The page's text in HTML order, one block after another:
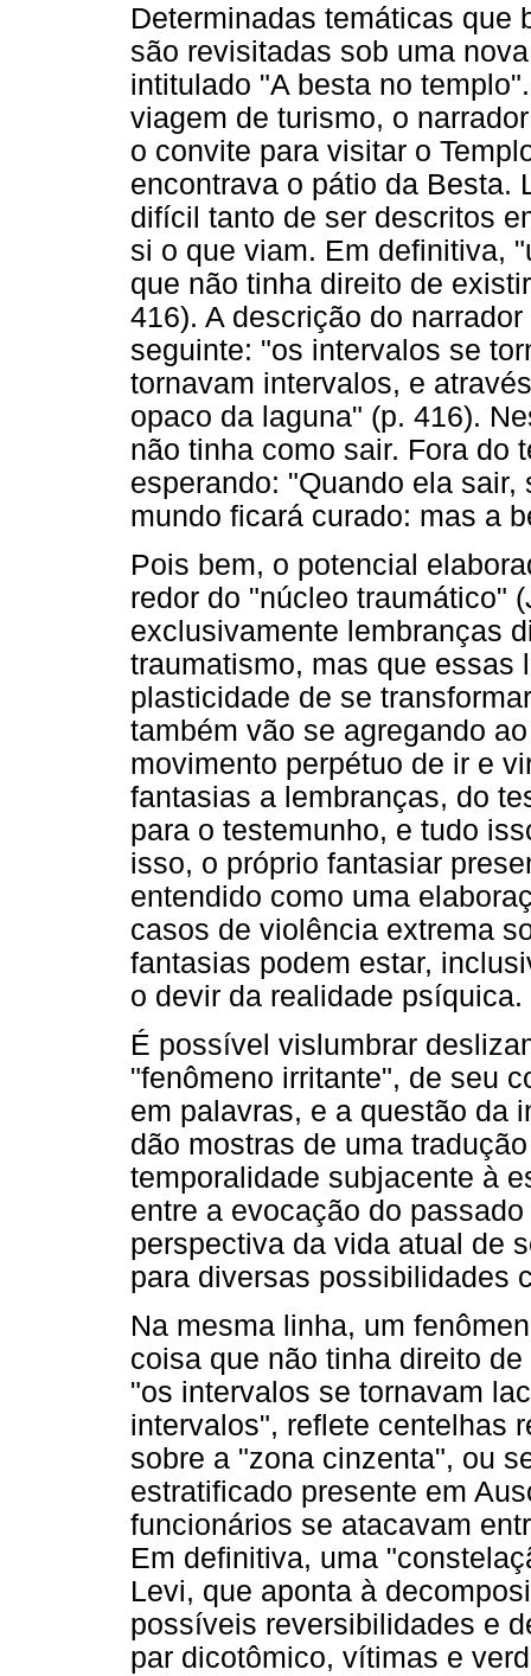
Determinadas temáticas que
são revisitadas sob uma
intitulado "A besta no
viagem de turismo, o
o convite para visitar o
encontrava o pátio da Besta.
difícil tanto de ser descritos
si o que viam. Em definitiva,
que não tinha direito de
416). A descrição do
seguinte: "os intervalos se
tornavam intervalos, e
opaco da laguna" (p. 416).
não tinha como sair. Fora do
esperando: "Quando ela
mundo ficará curado: mas a
Pois bem, o potencial
redor do "núcleo traumático"
exclusivamente lembranças
traumatismo, mas que essas
plasticidade de se
também vão se agregando
movimento perpétuo de ir e
fantasias a lembranças, do
para o testemunho, e tudo
isso, o próprio fantasiar
entendido como uma
casos de violência extrema
fantasias podem estar,
o devir da realidade psíquica.
É possível vislumbrar
"fenômeno irritante", de seu
em palavras, e a questão da
dão mostras de uma
temporalidade subjacente à
entre a evocação do
perspectiva da vida atual de
para diversas possibilidades
Na mesma linha, um
coisa que não tinha direito
"os intervalos se tornavam
intervalos", reflete centelhas
sobre a "zona cinzenta", ou
estratificado presente em
funcionários se atacavam
Em definitiva, uma
Levi, que aponta à
possíveis reversibilidades e
par dicotômico, vítimas e